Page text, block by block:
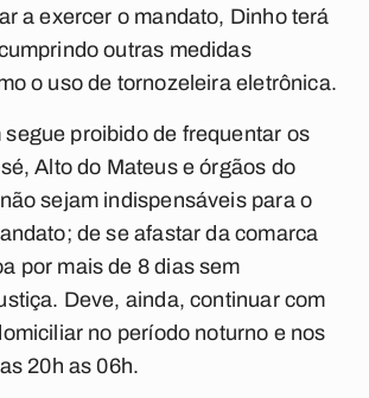
a exercer o mandato, Dinho terá
outras medidas
o uso de tornozeleira eletrônica.
segue proibido de frequentar os
Alto do Mateus e órgãos do
sejam indispensáveis para o
de se afastar da comarca
por mais de 8 dias sem
Deve, ainda, continuar com
no período noturno e nos
20h as 06h.